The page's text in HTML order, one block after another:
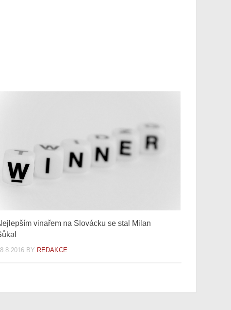
vinařem na Slovácku se stal Milan
BY REDAKCE